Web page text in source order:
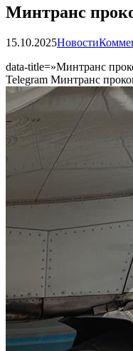
Минтранс
15.10.2025Новости
data-title=»Минтранс
Telegram Минтранс